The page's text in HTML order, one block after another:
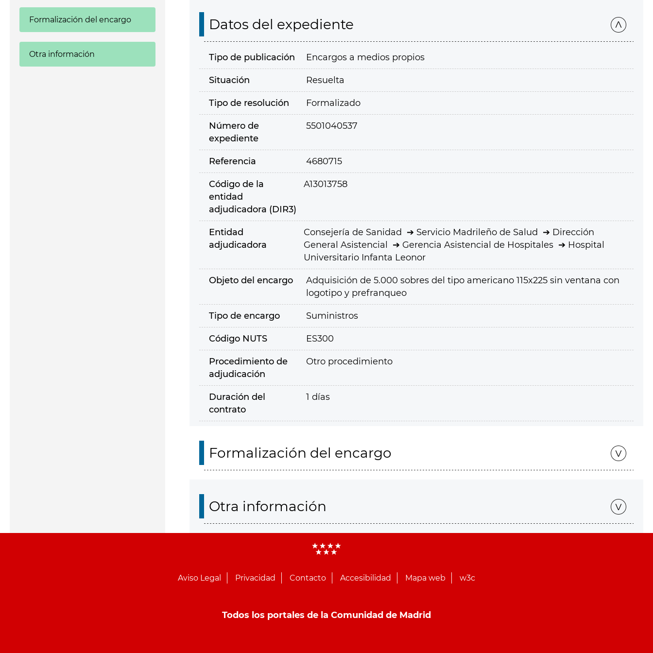
Formalización del encargo
Otra información
Datos del expediente
Tipo de publicación Encargos a medios propios
Situación Resuelta
Tipo de resolución Formalizado
Número de
expediente
5501040537
Referencia 4680715
Código de la
entidad
adjudicadora (DIR3)
A13013758
Entidad
adjudicadora
Consejería de Sanidad Servicio Madrileño de Salud
Dirección
General Asistencial
Gerencia Asistencial de Hospitales
Hospital
Universitario Infanta Leonor
Objeto del encargo
Adquisición de 5.000 sobres del tipo americano 115x225 sin ventana con
logotipo y prefranqueo
Tipo de encargo Suministros
Código NUTS ES300
Procedimiento de
adjudicación
Otro procedimiento
Duración del
contrato
1 días
Formalización del encargo
Otra información
Aviso Legal Privacidad Contacto Accesibilidad Mapa web w3c
Todos los portales de la Comunidad de Madrid